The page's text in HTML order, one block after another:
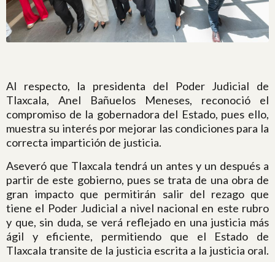
Al respecto, la presidenta del Poder Judicial de
Tlaxcala, Anel Bañuelos Meneses, reconoció el
compromiso de la gobernadora del Estado, pues ello,
muestra su interés por mejorar las condiciones para la
correcta impartición de justicia.
Aseveró que Tlaxcala tendrá un antes y un después a
partir de este gobierno, pues se trata de una obra de
gran impacto que permitirán salir del rezago que
tiene el Poder Judicial a nivel nacional en este rubro
y que, sin duda, se verá reflejado en una justicia más
ágil y eficiente, permitiendo que el Estado de
Tlaxcala transite de la justicia escrita a la justicia oral.